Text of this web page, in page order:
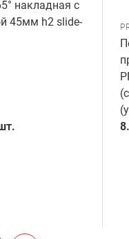
накладная с
45мм h2 slide-